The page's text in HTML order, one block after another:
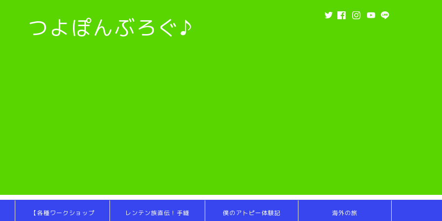
つよぽんぶろぐ♪
【各種ワークショップ
レンテン族直伝！手縫
僕のアトピー体験記 海外の旅